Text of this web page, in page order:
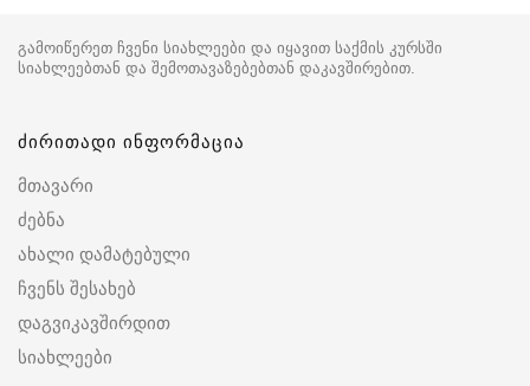
გამოიწერეთ ჩვენი სიახლეები და იყავით საქმის კურსში
სიახლეებთან და შემოთავაზებებთან დაკავშირებით.
ძირითადი ინფორმაცია
მთავარი
ძებნა
ახალი დამატებული
ჩვენს შესახებ
დაგვიკავშირდით
სიახლეები